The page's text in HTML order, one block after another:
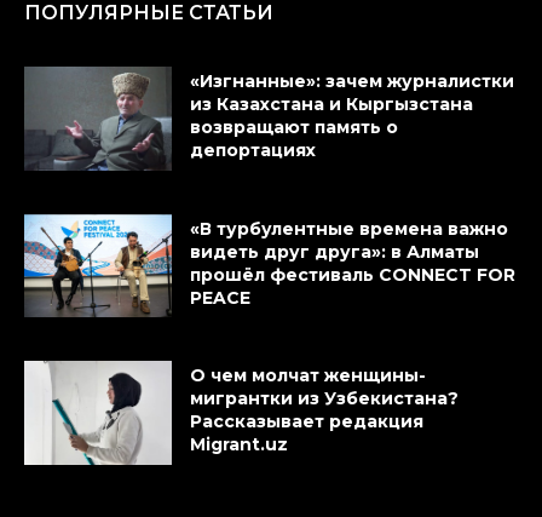
ПОПУЛЯРНЫЕ СТАТЬИ
«Изгнанные»: зачем журналистки
из Казахстана и Кыргызстана
возвращают память о
депортациях
«В турбулентные времена важно
видеть друг друга»: в Алматы
прошёл фестиваль CONNECT FOR
PEACE
О чем молчат женщины-
мигрантки из Узбекистана?
Рассказывает редакция
Migrant.uz